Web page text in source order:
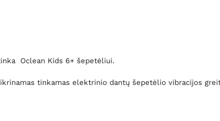
Oclean Kids 6+ šepetėliui.
tinkamas elektrinio dantų šepetėlio vibracijos